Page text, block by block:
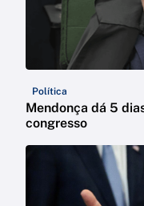
Política
Mendonça dá 5
congresso